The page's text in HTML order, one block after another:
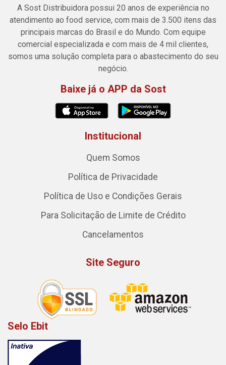
A Sost Distribuidora possui 20 anos de experiência no
atendimento ao food service, com mais de 3.500 itens das
principais marcas do Brasil e do Mundo. Com equipe
comercial especializada e com mais de 4 mil clientes,
somos uma solução completa para o abastecimento do seu
negócio.
Baixe já o APP da Sost
Institucional
Quem Somos
Política de Privacidade
Política de Uso e Condições Gerais
Para Solicitação de Limite de Crédito
Cancelamentos
Site Seguro
Selo Ebit